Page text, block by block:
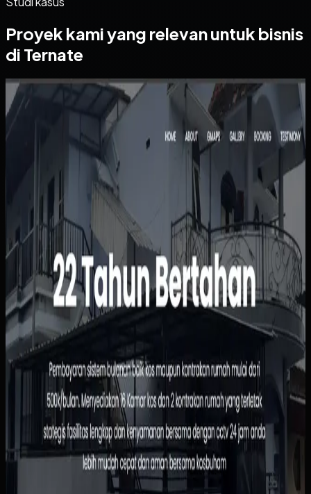
Proyek kami yang relevan untuk bisnis
di Ternate
Kos Bu Ham
Kos Bu Ham
Sebelumnya
Status kamar, pembayaran, dan data penghuni masih
dipantau manual sehingga rawan tertinggal atau salah
catat. Calon penghuni juga harus bertanya satu per satu
hanya untuk mengetahui ketersediaan, harga, atau
fasilitas kamar.
Yang kami bangun
Kami menyusun website dengan informasi kamar yang
jelas, alur pemesanan yang sederhana, dan dasbor
pengelolaan penghuni serta pembayaran. Pemilik bisa
melihat status sewa dengan lebih cepat, sementara calon
penghuni tidak perlu menunggu chat manual untuk
informasi dasar.
Baca studi kasus